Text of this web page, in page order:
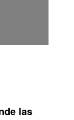
las